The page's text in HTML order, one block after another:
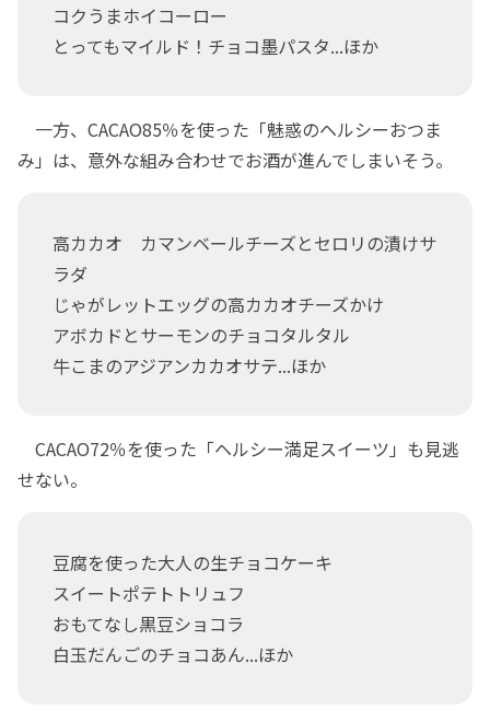
コクうまホイコーロー
とってもマイルド！チョコ墨パスタ...ほか
一方、CACAO85％を使った「魅惑のヘルシーおつま
み」は、意外な組み合わせでお酒が進んでしまいそう。
高カカオ カマンベールチーズとセロリの漬けサ
ラダ
じゃがレットエッグの高カカオチーズかけ
アボカドとサーモンのチョコタルタル
牛こまのアジアンカカオサテ...ほか
CACAO72％を使った「ヘルシー満足スイーツ」も見逃
せない。
豆腐を使った大人の生チョコケーキ
スイートポテトトリュフ
おもてなし黒豆ショコラ
白玉だんごのチョコあん...ほか